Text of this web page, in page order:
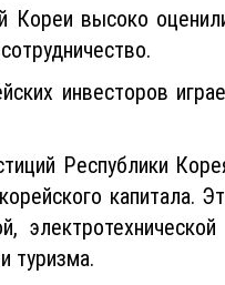
высоко
инвесторов
Республики
капитала.
туризма.